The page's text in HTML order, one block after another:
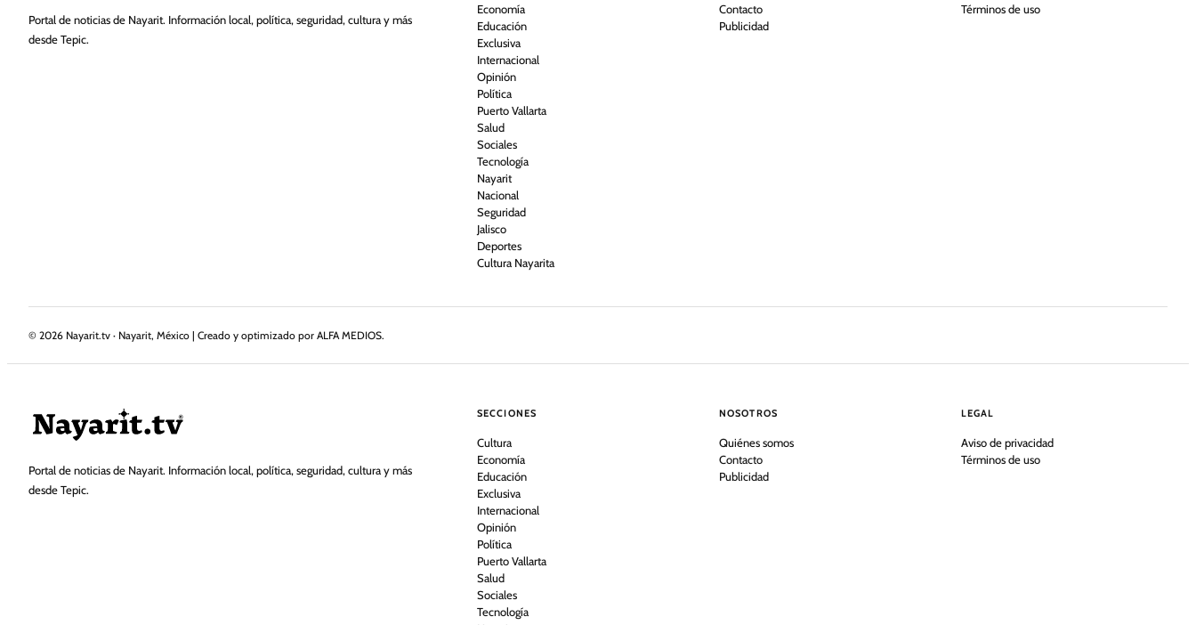
Portal de noticias de Nayarit. Información local, política, seguridad, cultura y más
desde Tepic.
Economía
Educación
Exclusiva
Internacional
Opinión
Política
Puerto Vallarta
Salud
Sociales
Tecnología
Nayarit
Nacional
Seguridad
Jalisco
Deportes
Cultura Nayarita
Contacto
Publicidad
Términos de uso
© 2026 Nayarit.tv · Nayarit, México | Creado y optimizado por ALFA MEDIOS.
Portal de noticias de Nayarit. Información local, política, seguridad, cultura y más
desde Tepic.
SECCIONES
Cultura
Economía
Educación
Exclusiva
Internacional
Opinión
Política
Puerto Vallarta
Salud
Sociales
Tecnología
NOSOTROS
Quiénes somos
Contacto
Publicidad
LEGAL
Aviso de privacidad
Términos de uso